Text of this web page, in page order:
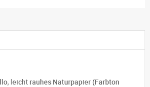
leicht rauhes Naturpapier (Farbton